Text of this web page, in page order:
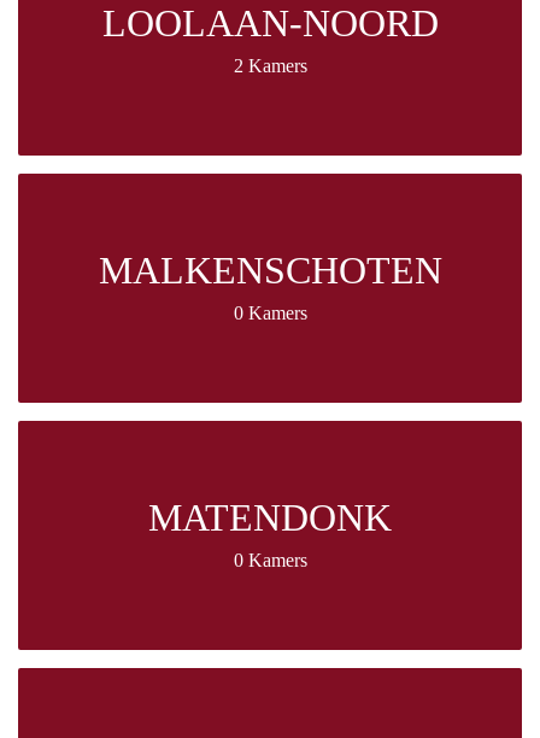
LOOLAAN-NOORD
2 Kamers
MALKENSCHOTEN
0 Kamers
MATENDONK
0 Kamers